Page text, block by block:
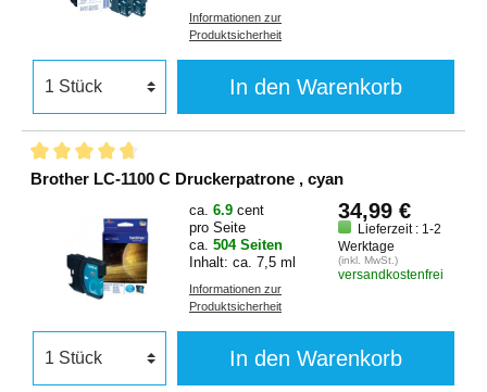
Informationen zur
Produktsicherheit
In den Warenkorb
Brother LC-1100 C Druckerpatrone , cyan
ca. 6.9 cent
pro Seite
ca. 504 Seiten
Inhalt: ca. 7,5 ml
Informationen zur
Produktsicherheit
34,99 €
Lieferzeit : 1-2
Werktage
(inkl. MwSt.)
versandkostenfrei
In den Warenkorb